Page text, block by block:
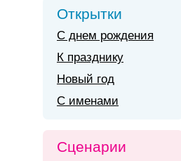
Открытки
С днем рождения
К празднику
Новый год
С именами
Сценарии